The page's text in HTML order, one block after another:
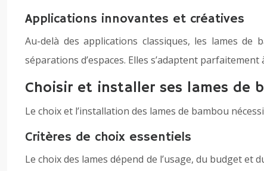
Applications innovantes et créatives
Au-delà des applications classiques, les lames
séparations d’espaces. Elles s’adaptent
Choisir et installer ses lames de
Le choix et l’installation des lames de bambou
Critères de choix essentiels
Le choix des lames dépend de l’usage, du budget